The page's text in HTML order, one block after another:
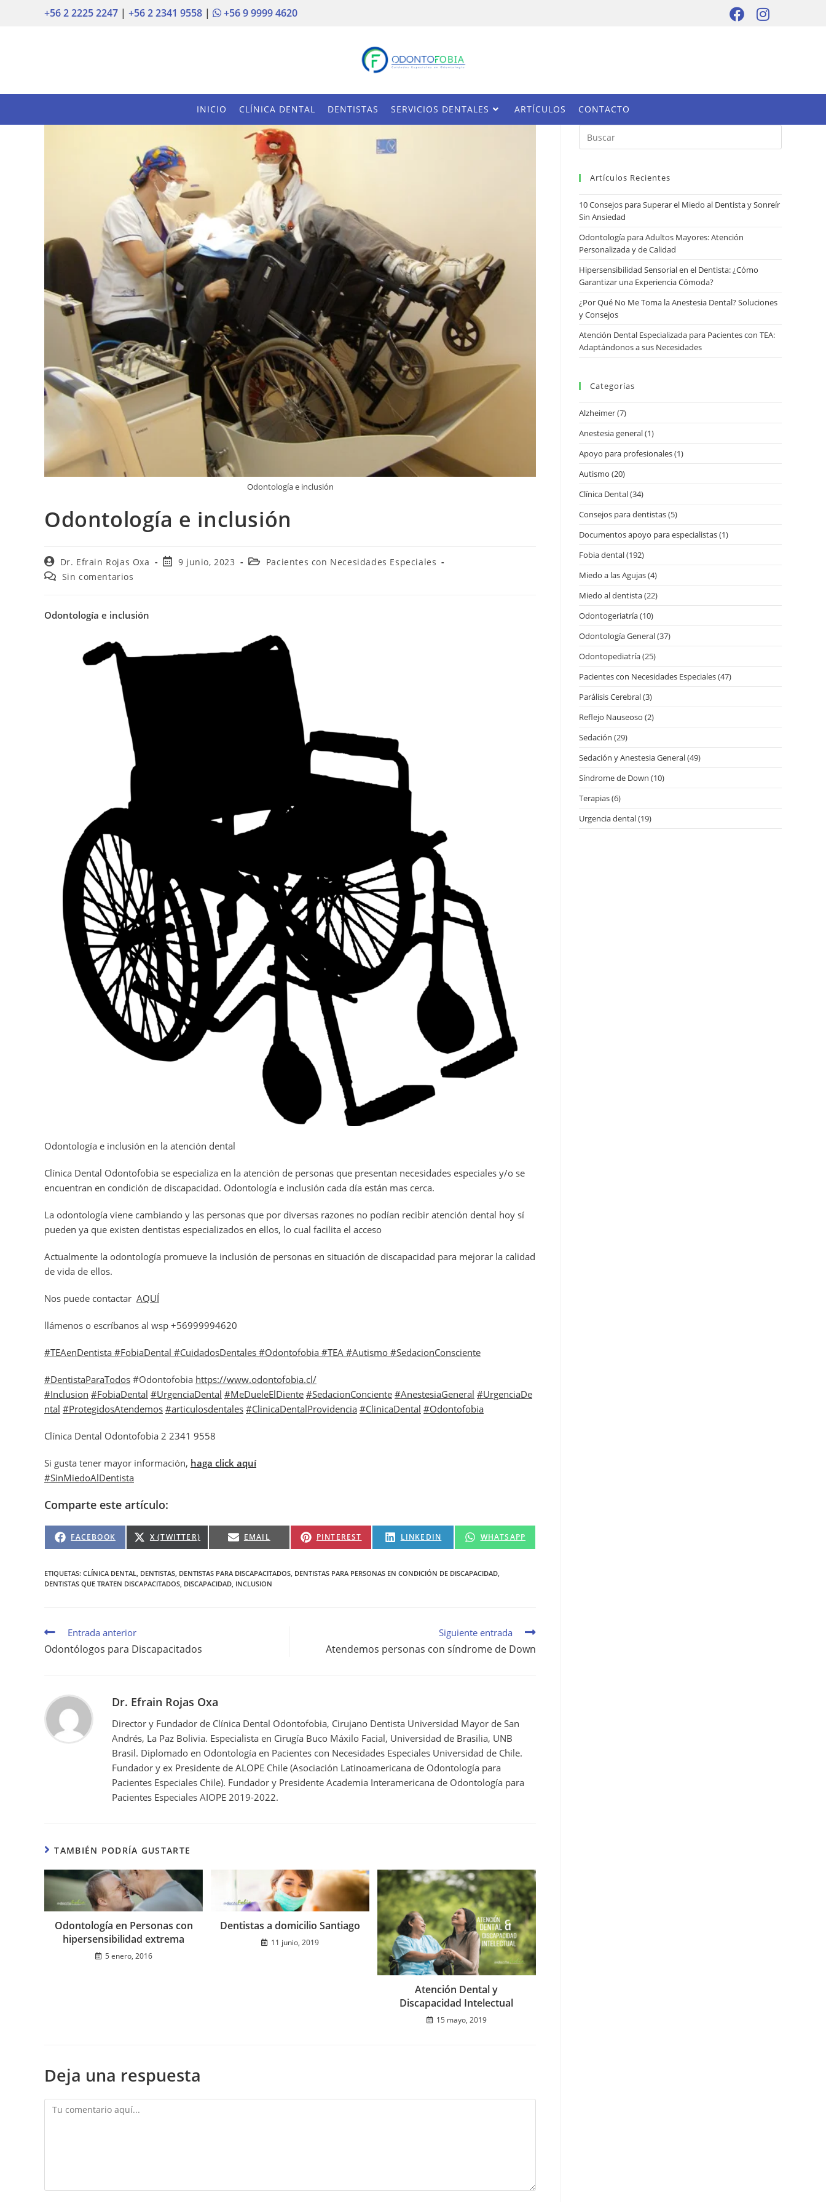
+56 2 2225 2247 | +56 2 2341 9558 | +56 9 9999 4620
INICIO CLÍNICA DENTAL DENTISTAS SERVICIOS DENTALES ARTÍCULOS CONTACTO
Odontología e inclusión
Odontología e inclusión
Dr. Efrain Rojas Oxa 9 junio, 2023
Pacientes con Necesidades Especiales
Sin comentarios
Odontología e inclusión
Odontología e inclusión en la atención dental
Clínica Dental Odontofobia se especializa en la atención de personas que presentan necesidades especiales y/o se
encuentran en condición de discapacidad. Odontología e inclusión cada día están mas cerca.
La odontología viene cambiando y las personas que por diversas razones no podían recibir atención dental hoy sí
pueden ya que existen dentistas especializados en ellos, lo cual facilita el acceso
Actualmente la odontología promueve la inclusión de personas en situación de discapacidad para mejorar la calidad
de vida de ellos.
Nos puede contactar AQUÍ
llámenos o escríbanos al wsp +56999994620
#TEAenDentista #FobiaDental #CuidadosDentales #Odontofobia #TEA #Autismo #SedacionConsciente
#DentistaParaTodos #Odontofobia https://www.odontofobia.cl/
#Inclusion #FobiaDental #UrgenciaDental #MeDueleElDiente #SedacionConciente #AnestesiaGeneral #UrgenciaDe
ntal #ProtegidosAtendemos #articulosdentales #ClinicaDentalProvidencia #ClinicaDental #Odontofobia
Clínica Dental Odontofobia 2 2341 9558
Si gusta tener mayor información, haga click aquí
#SinMiedoAlDentista
Comparte este artículo:
FACEBOOK X (TWITTER) EMAIL PINTEREST LINKEDIN WHATSAPP
ETIQUETAS: CLÍNICA DENTAL, DENTISTAS, DENTISTAS PARA DISCAPACITADOS, DENTISTAS PARA PERSONAS EN CONDICIÓN DE DISCAPACIDAD,
DENTISTAS QUE TRATEN DISCAPACITADOS, DISCAPACIDAD, INCLUSION
Entrada anterior
Odontólogos para Discapacitados
Siguiente entrada
Atendemos personas con síndrome de Down
Dr. Efrain Rojas Oxa
Director y Fundador de Clínica Dental Odontofobia, Cirujano Dentista Universidad Mayor de San
Andrés, La Paz Bolivia. Especialista en Cirugía Buco Máxilo Facial, Universidad de Brasilia, UNB
Brasil. Diplomado en Odontología en Pacientes con Necesidades Especiales Universidad de Chile.
Fundador y ex Presidente de ALOPE Chile (Asociación Latinoamericana de Odontología para
Pacientes Especiales Chile). Fundador y Presidente Academia Interamericana de Odontología para
Pacientes Especiales AIOPE 2019-2022.
TAMBIÉN PODRÍA GUSTARTE
Odontología en Personas con
hipersensibilidad extrema
5 enero, 2016
Dentistas a domicilio Santiago
11 junio, 2019
Atención Dental y
Discapacidad Intelectual
15 mayo, 2019
Deja una respuesta
Artículos Recientes
10 Consejos para Superar el Miedo al Dentista y Sonreír
Sin Ansiedad
Odontología para Adultos Mayores: Atención
Personalizada y de Calidad
Hipersensibilidad Sensorial en el Dentista: ¿Cómo
Garantizar una Experiencia Cómoda?
¿Por Qué No Me Toma la Anestesia Dental? Soluciones
y Consejos
Atención Dental Especializada para Pacientes con TEA:
Adaptándonos a sus Necesidades
Categorías
Alzheimer(7)
Anestesia general(1)
Apoyo para profesionales(1)
Autismo (20)
Clínica Dental(34)
Consejos para dentistas(5)
Documentos apoyo para especialistas(1)
Fobia dental(192)
Miedo a las Agujas(4)
Miedo al dentista(22)
Odontogeriatría(10)
Odontología General(37)
Odontopediatría(25)
Pacientes con Necesidades Especiales(47)
Parálisis Cerebral(3)
Reflejo Nauseoso (2)
Sedación (29)
Sedación y Anestesia General(49)
Síndrome de Down (10)
Terapias(6)
Urgencia dental(19)